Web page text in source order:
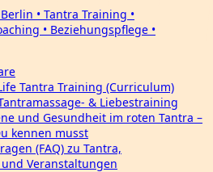
Tantra Training (Curriculum)
& Liebestraining
und Gesundheit im roten Tantra –
kennen musst
(FAQ) zu Tantra,
Veranstaltungen